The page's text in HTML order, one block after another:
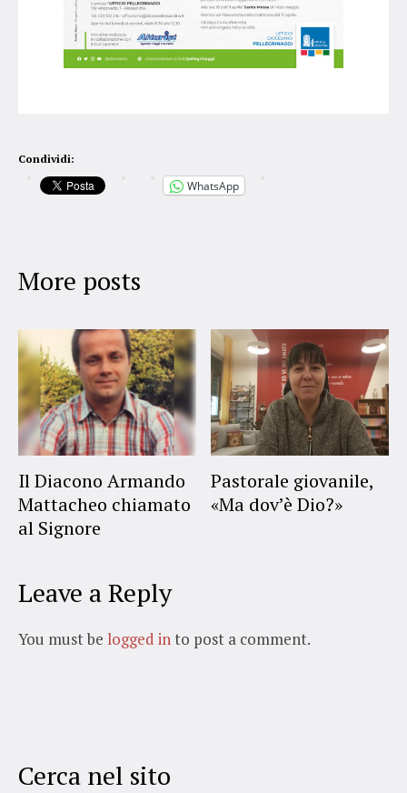
Condividi:
WhatsApp
More posts
Il Diacono Armando
Mattacheo chiamato
al Signore
Pastorale giovanile,
«Ma dov’è Dio?»
Leave a Reply
You must be logged into post a comment.
Cerca nel sito